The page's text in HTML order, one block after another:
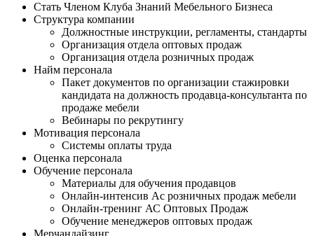
Стать Членом Клуба Знаний Мебельного Бизнеса
Структура компании
Должностные инструкции, регламенты, стандарты
Организация отдела оптовых продаж
Организация отдела розничных продаж
Найм персонала
Пакет документов по организации стажировки
кандидата на должность продавца-консультанта по
продаже мебели
Вебинары по рекрутингу
Мотивация персонала
Системы оплаты труда
Оценка персонала
Обучение персонала
Материалы для обучения продавцов
Онлайн-интенсив Ас розничных продаж мебели
Онлайн-тренинг АС Оптовых Продаж
Обучение менеджеров оптовых продаж